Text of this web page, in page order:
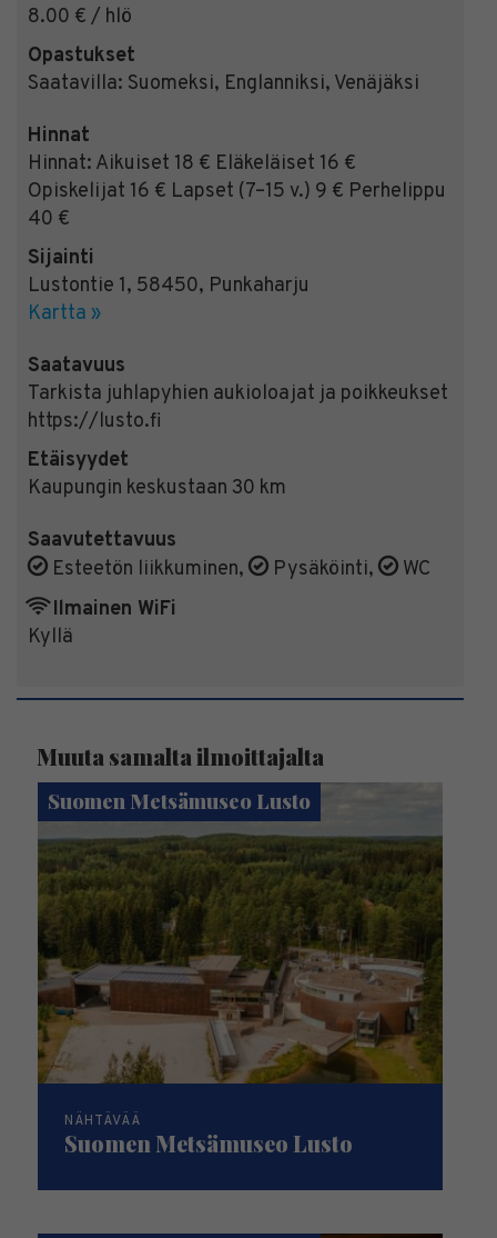
8.00 € / hlö
Opastukset
Saatavilla: Suomeksi, Englanniksi, Venäjäksi
Hinnat
Hinnat: Aikuiset 18 € Eläkeläiset 16 €
Opiskelijat 16 € Lapset (7–15 v.) 9 € Perhelippu
40 €
Sijainti
Lustontie 1, 58450, Punkaharju
Kartta »
Saatavuus
Tarkista juhlapyhien aukioloajat ja poikkeukset
https://lusto.fi
Etäisyydet
Kaupungin keskustaan 30 km
Saavutettavuus
Esteetön liikkuminen, Pysäköinti,
WC
Ilmainen WiFi
Kyllä
Muuta samalta ilmoittajalta
Suomen Metsämuseo Lusto
NÄHTÄVÄÄ
Suomen Metsämuseo Lusto